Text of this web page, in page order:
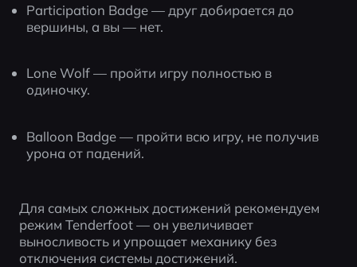
Participation Badge — друг добирается до
вершины, а вы — нет.
Lone Wolf — пройти игру полностью в
одиночку.
Balloon Badge — пройти всю игру, не получив
урона от падений.
Для самых сложных достижений рекомендуем
режим Tenderfoot — он увеличивает
выносливость и упрощает механику без
отключения системы достижений.